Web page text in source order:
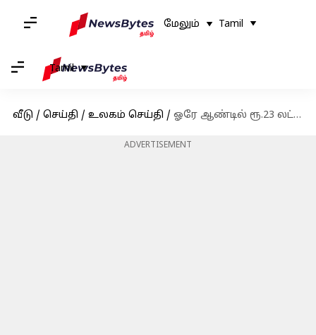
மேலும் Tamil
Tamil
வீடு / செய்தி / உலகம் செய்தி / ஓரே ஆண்டில் ரூ.23 லட்சம் சம்பாதித்த அமெரிக்க ஊபர் ஓட்டுநர்
ADVERTISEMENT